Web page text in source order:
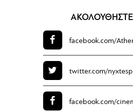
facebook.com/
twitter.com/
facebook.com/